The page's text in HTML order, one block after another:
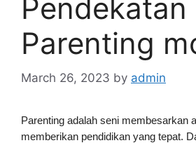
Pendekatan
Parenting
March 26, 2023 by admin
Parenting adalah seni membesarkan
memberikan pendidikan yang tepat.